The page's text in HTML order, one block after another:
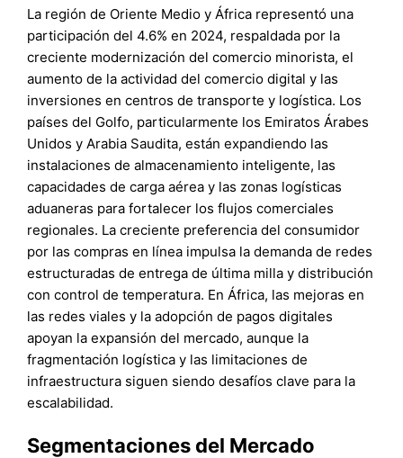
La región de Oriente Medio y África representó una
participación del 4.6% en 2024, respaldada por la
creciente modernización del comercio minorista, el
aumento de la actividad del comercio digital y las
inversiones en centros de transporte y logística. Los
países del Golfo, particularmente los Emiratos Árabes
Unidos y Arabia Saudita, están expandiendo las
instalaciones de almacenamiento inteligente, las
capacidades de carga aérea y las zonas logísticas
aduaneras para fortalecer los flujos comerciales
regionales. La creciente preferencia del consumidor
por las compras en línea impulsa la demanda de redes
estructuradas de entrega de última milla y distribución
con control de temperatura. En África, las mejoras en
las redes viales y la adopción de pagos digitales
apoyan la expansión del mercado, aunque la
fragmentación logística y las limitaciones de
infraestructura siguen siendo desafíos clave para la
escalabilidad.
Segmentaciones del Mercado